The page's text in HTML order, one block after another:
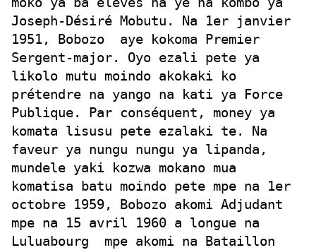
Joseph-Désiré Mobutu. Na 1er janvier
1951, Bobozo
aye kokoma Premier
Sergent-major. Oyo ezali pete ya
likolo mutu moindo akokaki ko
prétendre na yango na kati ya Force
Publique. Par conséquent, money ya
komata lisusu pete ezalaki te. Na
faveur ya nungu nungu ya lipanda,
mundele yaki kozwa mokano mua
komatisa batu moindo pete mpe na 1er
octobre 1959, Bobozo akomi Adjudant
mpe na 15 avril 1960 a longue na
Luluabourg
mpe akomi na Bataillon